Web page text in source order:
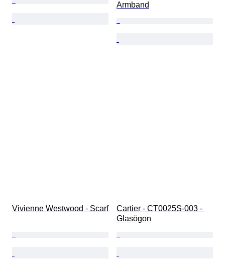
Armband
Vivienne Westwood - Scarf
Cartier - CT0025S-003 -
Glasögon